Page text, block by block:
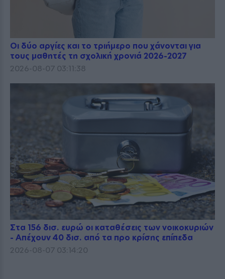
Οι δύο αργίες και το τριήμερο που χάνονται για
τους μαθητές τη σχολική χρονιά 2026-2027
2026-08-07 03:11:38
Στα 156 δισ. ευρώ οι καταθέσεις των νοικοκυριών
- Απέχουν 40 δισ. από τα προ κρίσης επίπεδα
2026-08-07 03:14:20